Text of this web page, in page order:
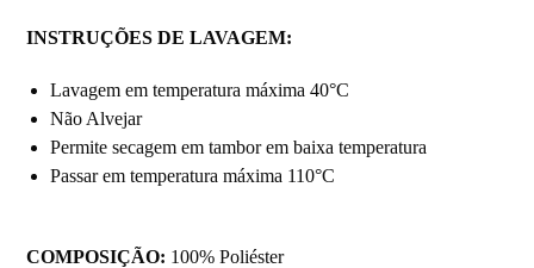
INSTRUÇÕES DE LAVAGEM:
Lavagem em temperatura máxima 40°C
Não Alvejar
Permite secagem em tambor em baixa temperatura
Passar em temperatura máxima 110°C
COMPOSIÇÃO: 100% Poliéster